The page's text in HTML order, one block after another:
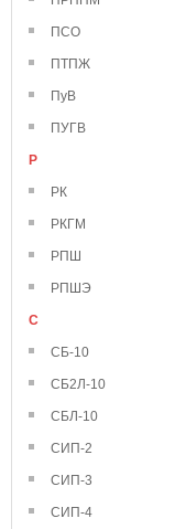
ПСО
ПТПЖ
ПуВ
ПУГВ
Р
РК
РКГМ
РПШ
РПШЭ
С
СБ-10
СБ2Л-10
СБЛ-10
СИП-2
СИП-3
СИП-4